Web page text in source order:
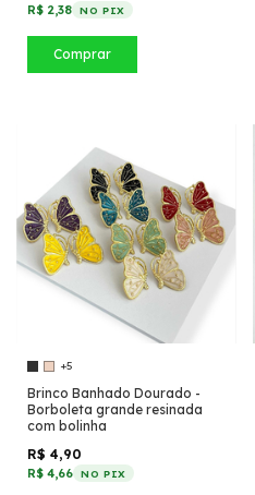
R$ 2,38 NO PIX
Comprar
+5
Brinco Banhado Dourado -
Borboleta grande resinada
com bolinha
R$ 4,90
R$ 4,66 NO PIX